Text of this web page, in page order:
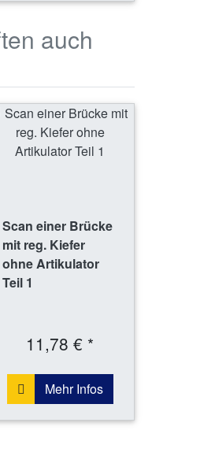
auch
Scan einer Brücke
mit reg. Kiefer
ohne Artikulator
Teil 1
11,78 € *
Mehr Infos